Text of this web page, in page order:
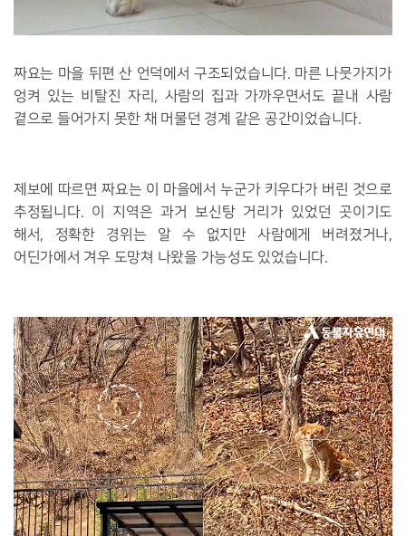
짜요는 마을 뒤편 산 언덕에서 구조되었습니다. 마른 나뭇가지가
엉켜 있는 비탈진 자리, 사람의 집과 가까우면서도 끝내 사람
곁으로 들어가지 못한 채 머물던 경계 같은 공간이었습니다.
제보에 따르면 짜요는 이 마을에서 누군가 키우다가 버린 것으로
추정됩니다. 이 지역은 과거 보신탕 거리가 있었던 곳이기도
해서, 정확한 경위는 알 수 없지만 사람에게 버려졌거나,
어딘가에서 겨우 도망쳐 나왔을 가능성도 있었습니다.